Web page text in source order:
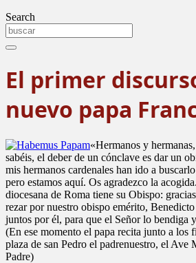
Search
El primer
nuevo papa
«Hermanos y
sabéis, el deber de un cónclave es dar un
mis hermanos cardenales han ido a
pero estamos aquí. Os agradezco la
diocesana de Roma tiene su Obispo:
rezar por nuestro obispo emérito,
juntos por él, para que el Señor lo bendiga
(En ese momento el papa recita junto a los
plaza de san Pedro el padrenuestro, el Ave
Padre)